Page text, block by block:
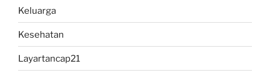
Keluarga
Kesehatan
Layartancap21